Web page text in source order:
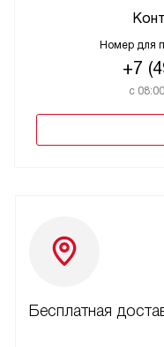
Номер для
+7
с
Бесплатная